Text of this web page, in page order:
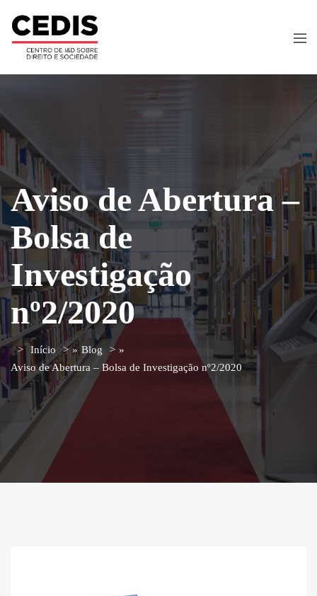
Aviso de Abertura –
Bolsa de
Investigação
nº2/2020
Início » Blog
»
Aviso de Abertura – Bolsa de Investigação nº2/2020